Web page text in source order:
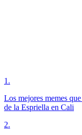
1 .
Los mejores memes
de la Espriella en Cali
2.